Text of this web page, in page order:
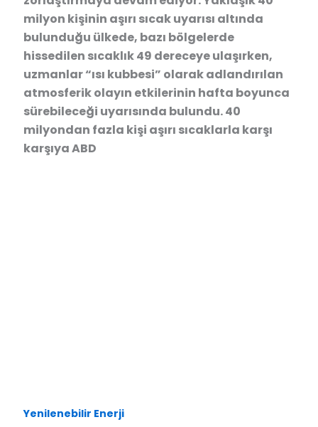
milyon kişinin aşırı sıcak uyarısı altında
bulunduğu ülkede, bazı bölgelerde
hissedilen sıcaklık 49 dereceye ulaşırken,
uzmanlar “ısı kubbesi” olarak adlandırılan
atmosferik olayın etkilerinin hafta boyunca
sürebileceği uyarısında bulundu. 40
milyondan fazla kişi aşırı sıcaklarla karşı
karşıya ABD
Yenilenebilir Enerji